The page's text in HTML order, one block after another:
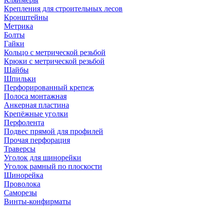
Крепления для строительных лесов
Кронштейны
Метрика
Болты
Гайки
Кольцо с метрической резьбой
Крюки с метрической резьбой
Шайбы
Шпильки
Перфорированный крепеж
Полоса монтажная
Анкерная пластина
Крепёжные уголки
Перфолента
Подвес прямой для профилей
Прочая перфорация
Траверсы
Уголок для шинорейки
Уголок рамный по плоскости
Шинорейка
Проволока
Саморезы
Винты-конфирматы